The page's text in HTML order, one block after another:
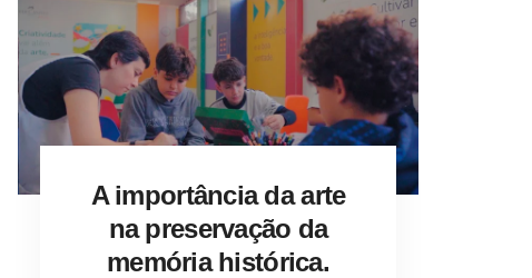
A importância da arte
na preservação da
memória histórica.